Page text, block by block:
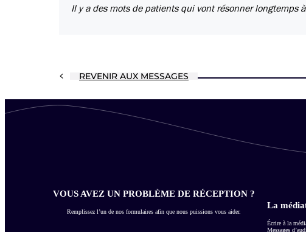
Il y a des mots de patients qui vont résonner longtemps
REVENIR AUX MESSAGES
VOUS AVEZ UN PROBLÈME DE RÉCEPTION ?
Remplissez l’un de nos formulaires afin que nous puissions vous aider.
La
Écrire à la
Messages